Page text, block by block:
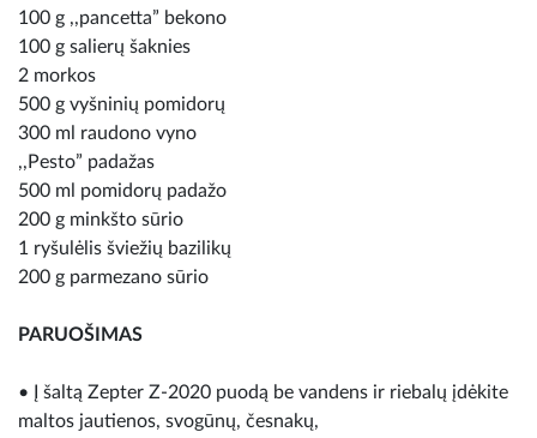
100 g ,,pancetta” bekono
100 g salierų šaknies
2 morkos
500 g vyšninių pomidorų
300 ml raudono vyno
,,Pesto” padažas
500 ml pomidorų padažo
200 g minkšto sūrio
1 ryšulėlis šviežių bazilikų
200 g parmezano sūrio
PARUOŠIMAS
• Į šaltą Zepter Z-2020 puodą be vandens ir riebalų įdėkite
maltos jautienos, svogūnų, česnakų,